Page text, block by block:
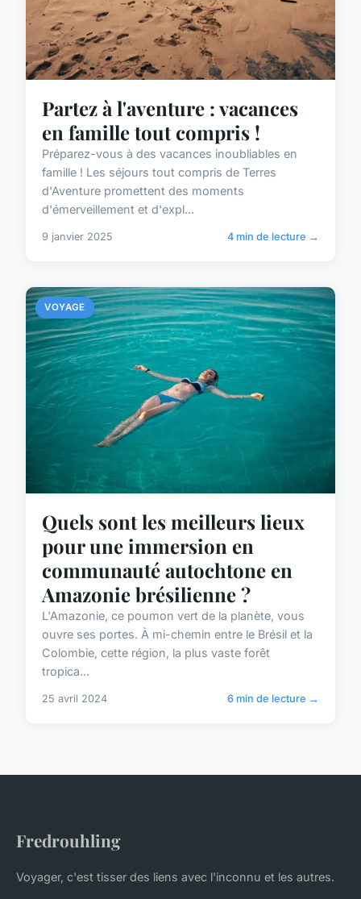
Partez à l'aventure : vacances
en famille tout compris !
Préparez-vous à des vacances inoubliables en
famille ! Les séjours tout compris de Terres
d'Aventure promettent des moments
d'émerveillement et d'expl...
9 janvier 2025 4 min de lecture →
VOYAGE
Quels sont les meilleurs lieux
pour une immersion en
communauté autochtone en
Amazonie brésilienne ?
L'Amazonie, ce poumon vert de la planète, vous
ouvre ses portes. À mi-chemin entre le Brésil et la
Colombie, cette région, la plus vaste forêt
tropica...
25 avril 2024 6 min de lecture →
Fredrouhling
Voyager, c'est tisser des liens avec l'inconnu et les autres.